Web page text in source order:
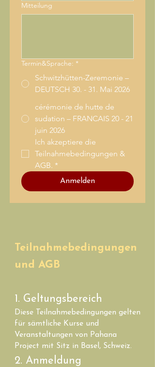
Mitteilung
Termin&Sprache: *
Schwitzhütten-Zeremonie –
DEUTSCH 30. - 31. Mai 2026
cérémonie de hutte de
sudation – FRANCAIS 20 - 21
juin 2026
Ich akzeptiere die
Teilnahmebedingungen &
AGB. *
Anmelden
Teilnahmebedingungen
und AGB
1. Geltungsbereich
Diese Teilnahmebedingungen gelten
für sämtliche Kurse und
Veranstaltungen von Pahana
Project mit Sitz in Basel, Schweiz.
2. Anmeldung